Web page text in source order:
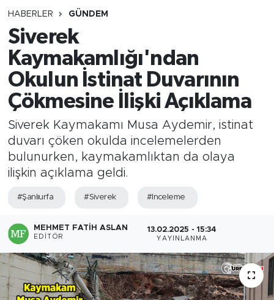
HABERLER GÜNDEM
Siverek
Kaymakamlığı'ndan
Okulun İstinat Duvarının
Çökmesine İlişki Açıklama
Siverek Kaymakamı Musa Aydemir, istinat
duvarı çöken okulda incelemelerden
bulunurken, kaymakamlıktan da olaya
ilişkin açıklama geldi.
#Şanlıurfa #Siverek #Inceleme
MEHMET FATIH ASLAN
EDITÖR
13.02.2025 - 15:34
YAYINLANMA
SAĞLIK
TEKNOLOJİ
OTOMOBİL
Tüm Manşetler
Son Dakika Haberleri
Haber Arşivi